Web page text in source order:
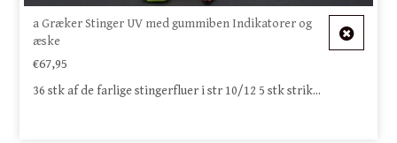
a Græker Stinger UV med gummiben Indikatorer og
æske
€67,95
36 stk af de farlige stingerfluer i str 10/12 5 stk strik...